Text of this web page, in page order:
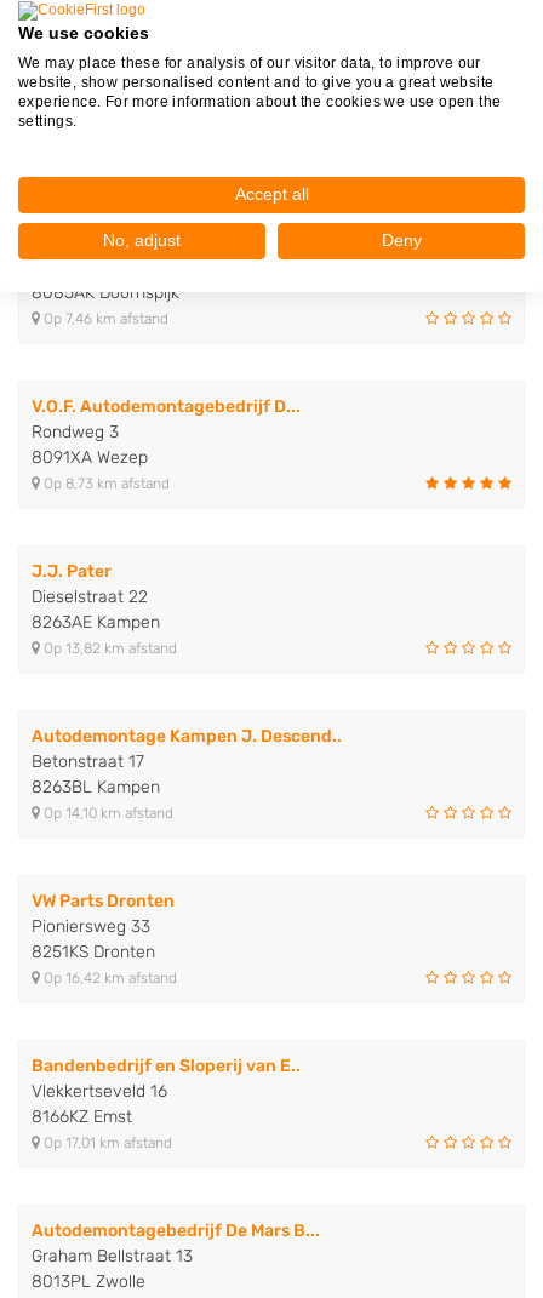
Afbeelding (jpg, jpeg, png) of PDF bestand van maximaal 12MB
Autosloperijen in de buurt
Autosloperij en bedrijfswagens..
8085AK Doornspijk
Op 7,46 km afstand
V.O.F. Autodemontagebedrijf D...
Rondweg 3
8091XA Wezep
Op 8,73 km afstand
J.J. Pater
Dieselstraat 22
8263AE Kampen
Op 13,82 km afstand
Autodemontage Kampen J. Descend..
Betonstraat 17
8263BL Kampen
Op 14,10 km afstand
VW Parts Dronten
Pioniersweg 33
8251KS Dronten
Op 16,42 km afstand
Bandenbedrijf en Sloperij van E..
Vlekkertseveld 16
8166KZ Emst
Op 17,01 km afstand
Autodemontagebedrijf De Mars B...
Graham Bellstraat 13
8013PL Zwolle
We use cookies
We may place these for analysis of our visitor data, to improve our
website, show personalised content and to give you a great website
experience. For more information about the cookies we use open the
settings.
Accept all
No, adjust Deny